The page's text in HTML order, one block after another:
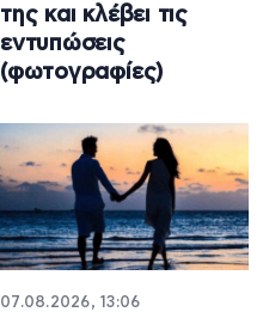
της και κλέβει τις
εντυπώσεις
(φωτογραφίες)
07.08.2026, 13:06